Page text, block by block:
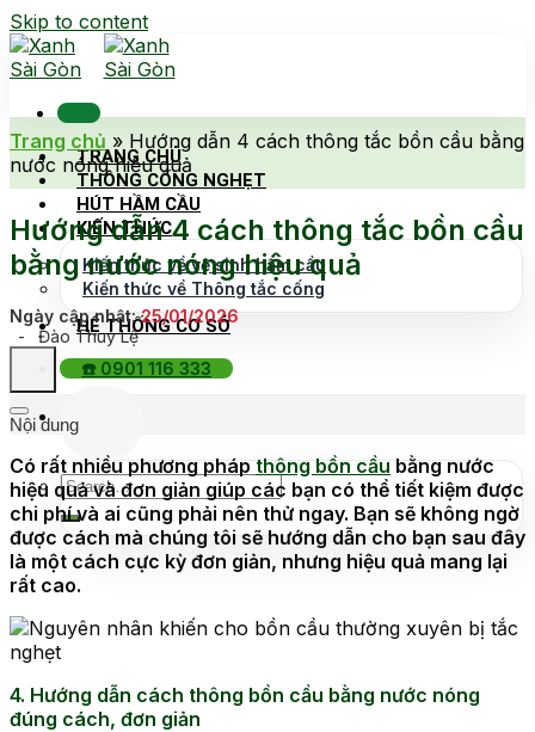
Skip to content
TRANG CHỦ
THÔNG CỐNG NGHẸT
HÚT HẦM CẦU
KIẾN THỨC
Kiến thức về vệ sinh hầm cầu
Kiến thức về Thông tắc cống
HỆ THỐNG CƠ SỞ
☎️ 0901 116 333
Trang chủ » Hướng dẫn 4 cách thông tắc bồn cầu bằng
nước nóng hiệu quả
Hướng dẫn 4 cách thông tắc bồn cầu
bằng nước nóng hiệu quả
Ngày cập nhật:25/01/2026
-
Đào Thuỷ Lệ
Nội dung
Có rất nhiều phương phápthông bồn cầubằng nước
hiệu quả và đơn giản giúp các bạn có thể tiết kiệm được
chi phí và ai cũng phải nên thử ngay. Bạn sẽ không ngờ
được cách mà chúng tôi sẽ hướng dẫn cho bạn sau đây
là một cách cực kỳ đơn giản, nhưng hiệu quả mang lại
rất cao.
4. Hướng dẫn cách thông bồn cầu bằng nước nóng
đúng cách, đơn giản